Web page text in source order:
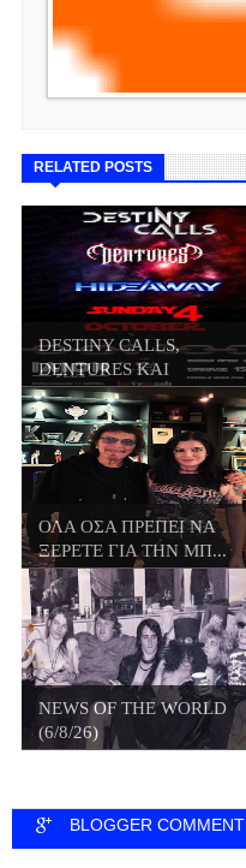
RELATED POSTS
DESTINY CALLS,
DENTURES ΚΑΙ
HIDEWAY...
ΟΛΑ ΟΣΑ ΠΡΕΠΕΙ ΝΑ
ΞΕΡΕΤΕ ΓΙΑ ΤΗΝ ΜΠ...
NEWS OF THE WORLD
(6/8/26)
BLOGGER COMMENT